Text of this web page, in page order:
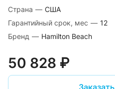
Страна — США
Гарантийный срок, мес — 12
Бренд — Hamilton Beach
50 828 ₽
Заказать